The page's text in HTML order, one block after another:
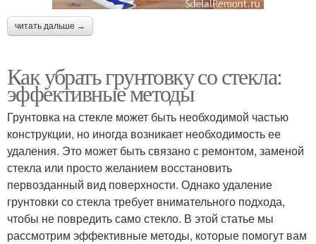
читать дальше →
Как убрать грунтовку со стекла:
эффективные методы
Грунтовка на стекле может быть необходимой частью
конструкции, но иногда возникает необходимость ее
удаления. Это может быть связано с ремонтом, заменой
стекла или просто желанием восстановить
первозданный вид поверхности. Однако удаление
грунтовки со стекла требует внимательного подхода,
чтобы не повредить само стекло. В этой статье мы
рассмотрим эффективные методы, которые помогут вам